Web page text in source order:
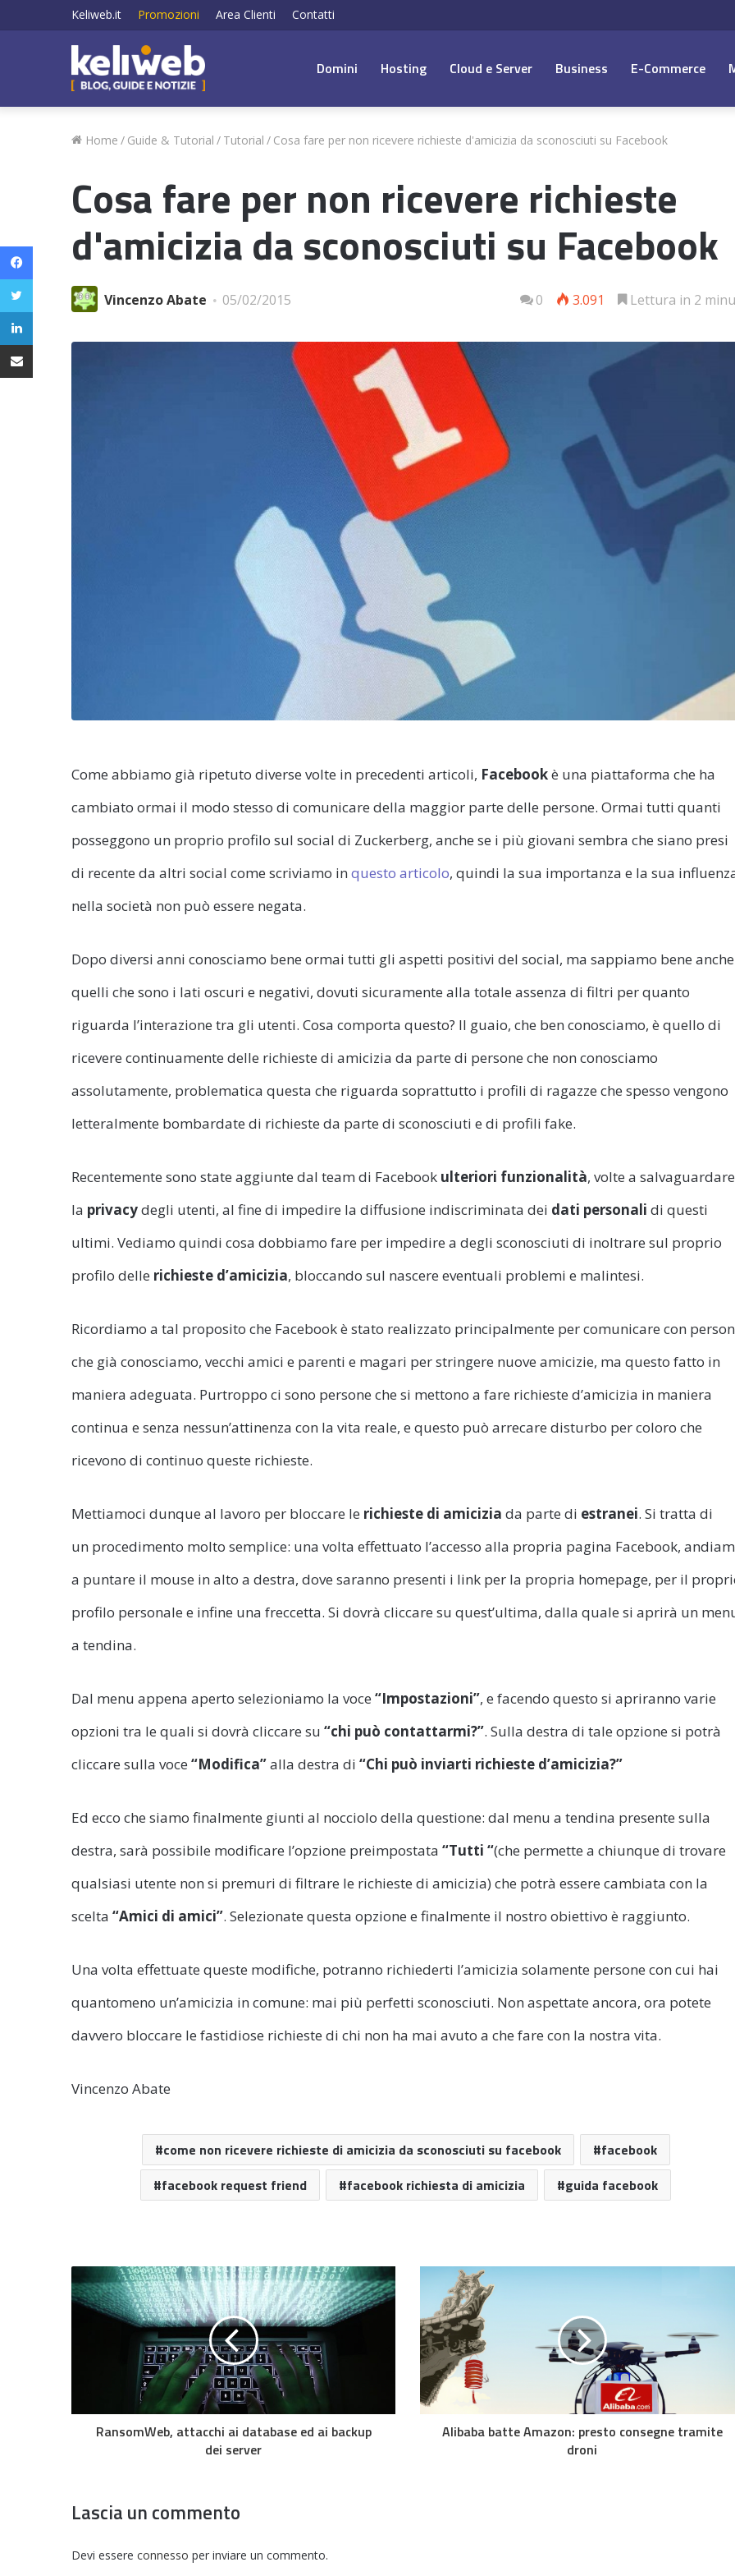
Keliweb.it Promozioni Area Clienti Contatti
Domini Hosting Cloud e Server Business E-Commerce
Home / Guide & Tutorial / Tutorial / Cosa fare per non ricevere richieste d'amicizia da sconosciuti su Facebook
Cosa fare per non ricevere richieste
d'amicizia da sconosciuti su Facebook
Vincenzo Abate 05/02/2015 0 3.091 Lettura in 2
Come abbiamo già ripetuto diverse volte in precedenti articoli, Facebookè una piattaforma che ha
cambiato ormai il modo stesso di comunicare della maggior parte delle persone. Ormai tutti quanti
posseggono un proprio profilo sul social di Zuckerberg, anche se i più giovani sembra che siano presi
di recente da altri social come scriviamo in questo articolo, quindi la sua importanza e la sua
nella società non può essere negata.
Dopo diversi anni conosciamo bene ormai tutti gli aspetti positivi del social, ma sappiamo bene anche
quelli che sono i lati oscuri e negativi, dovuti sicuramente alla totale assenza di filtri per quanto
riguarda l’interazione tra gli utenti. Cosa comporta questo? Il guaio, che ben conosciamo, è quello di
ricevere continuamente delle richieste di amicizia da parte di persone che non conosciamo
assolutamente, problematica questa che riguarda soprattutto i profili di ragazze che spesso vengono
letteralmente bombardate di richieste da parte di sconosciuti e di profili fake.
Recentemente sono state aggiunte dal team di Facebook ulteriori funzionalità, volte a salvaguardare
la privacydegli utenti, al fine di impedire la diffusione indiscriminata dei dati personali di questi
ultimi. Vediamo quindi cosa dobbiamo fare per impedire a degli sconosciuti di inoltrare sul proprio
profilo delle richieste d’amicizia, bloccando sul nascere eventuali problemi e malintesi.
Ricordiamo a tal proposito che Facebook è stato realizzato principalmente per comunicare con
che già conosciamo, vecchi amici e parenti e magari per stringere nuove amicizie, ma questo fatto in
maniera adeguata. Purtroppo ci sono persone che si mettono a fare richieste d’amicizia in maniera
continua e senza nessun’attinenza con la vita reale, e questo può arrecare disturbo per coloro che
ricevono di continuo queste richieste.
Mettiamoci dunque al lavoro per bloccare le richieste di amicizia da parte di estranei. Si tratta di
un procedimento molto semplice: una volta effettuato l’accesso alla propria pagina Facebook,
a puntare il mouse in alto a destra, dove saranno presenti i link per la propria homepage, per il
profilo personale e infine una freccetta. Si dovrà cliccare su quest’ultima, dalla quale si aprirà un
a tendina.
Dal menu appena aperto selezioniamo la voce “Impostazioni”, e facendo questo si apriranno varie
opzioni tra le quali si dovrà cliccare su “chi può contattarmi?”. Sulla destra di tale opzione si potrà
cliccare sulla voce “Modifica”alla destra di “Chi può inviarti richieste d’amicizia?”
Ed ecco che siamo finalmente giunti al nocciolo della questione: dal menu a tendina presente sulla
destra, sarà possibile modificare l’opzione preimpostata “Tutti “(che permette a chiunque di trovare
qualsiasi utente non si premuri di filtrare le richieste di amicizia) che potrà essere cambiata con la
scelta “Amici di amici”. Selezionate questa opzione e finalmente il nostro obiettivo è raggiunto.
Una volta effettuate queste modifiche, potranno richiederti l’amicizia solamente persone con cui hai
quantomeno un’amicizia in comune: mai più perfetti sconosciuti. Non aspettate ancora, ora potete
davvero bloccare le fastidiose richieste di chi non ha mai avuto a che fare con la nostra vita.
Vincenzo Abate
come non ricevere richieste di amicizia da sconosciuti su facebook
facebook
facebook request friend
facebook richiesta di amicizia guida facebook
RansomWeb, attacchi ai database ed ai backup
dei server
Alibaba batte Amazon: presto consegne tramite
droni
Lascia un commento
Devi essere connesso per inviare un commento.
Facebook
Twitter
LinkedIn
Condividi via email